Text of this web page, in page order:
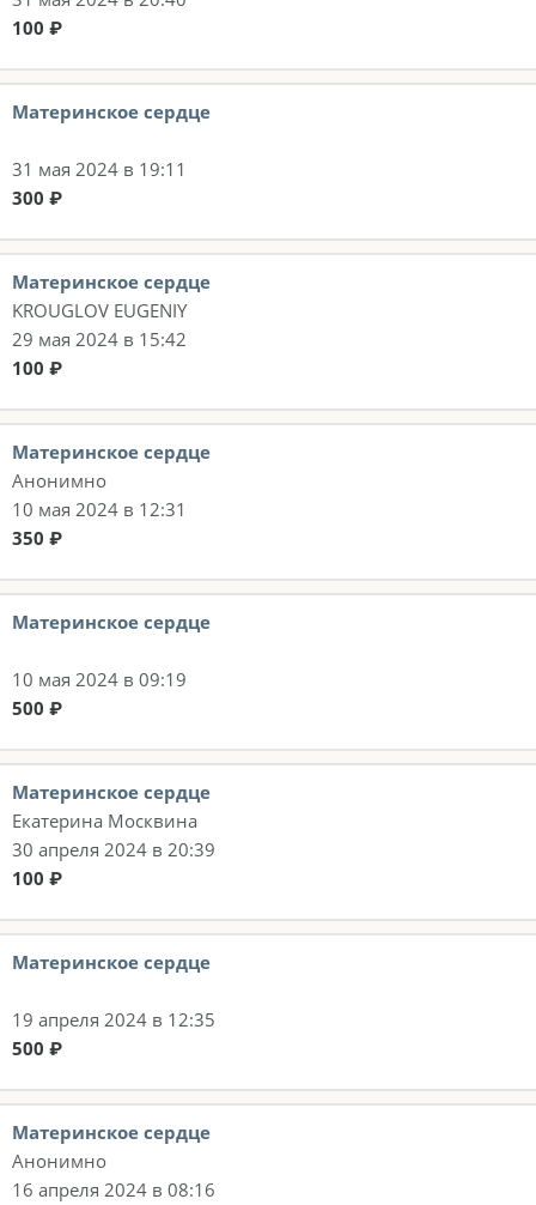
100 ₽
Материнское сердце
31 мая 2024 в 19:11
300 ₽
Материнское сердце
KROUGLOV EUGENIY
29 мая 2024 в 15:42
100 ₽
Материнское сердце
Анонимно
10 мая 2024 в 12:31
350 ₽
Материнское сердце
10 мая 2024 в 09:19
500 ₽
Материнское сердце
Екатерина Москвина
30 апреля 2024 в 20:39
100 ₽
Материнское сердце
19 апреля 2024 в 12:35
500 ₽
Материнское сердце
Анонимно
16 апреля 2024 в 08:16